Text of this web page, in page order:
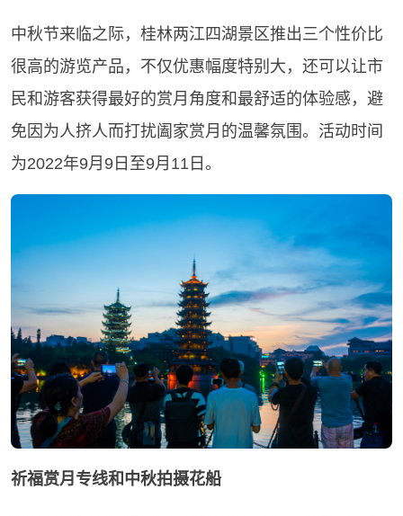
中秋节来临之际，桂林两江四湖景区推出三个性价比
很高的游览产品，不仅优惠幅度特别大，还可以让市
民和游客获得最好的赏月角度和最舒适的体验感，避
免因为人挤人而打扰阖家赏月的温馨氛围。活动时间
为2022年9月9日至9月11日。
祈福赏月专线和中秋拍摄花船